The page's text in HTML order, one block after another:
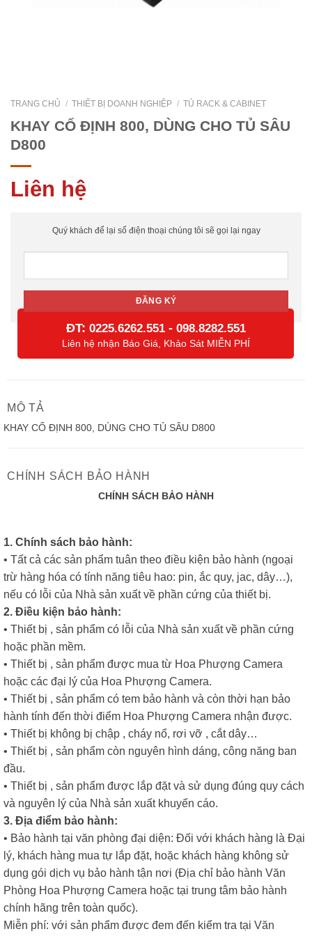
TRANG CHỦ / THIẾT BỊ DOANH NGHIỆP / TỦ RACK & CABINET
KHAY CỐ ĐỊNH 800, DÙNG CHO TỦ SÂU
D800
Liên hệ
Quý khách để lại số điện thoại chúng tôi sẽ gọi lại ngay
ĐT: 0225.6262.551 - 098.8282.551
Liên hệ nhận Báo Giá, Khảo Sát MIỄN PHÍ
MÔ TẢ
KHAY CỐ ĐỊNH 800, DÙNG CHO TỦ SÂU D800
CHÍNH SÁCH BẢO HÀNH
CHÍNH SÁCH BẢO HÀNH
1. Chính sách bảo hành:
• Tất cả các sản phẩm tuân theo điều kiện bảo hành (ngoại
trừ hàng hóa có tính năng tiêu hao: pin, ắc quy, jac, dây…),
nếu có lỗi của Nhà sản xuất về phần cứng của thiết bị.
2. Điều kiện bảo hành:
• Thiết bị , sản phẩm có lỗi của Nhà sản xuất về phần cứng
hoặc phần mềm.
• Thiết bị , sản phẩm được mua từ Hoa Phượng Camera
hoặc các đại lý của Hoa Phượng Camera.
• Thiết bị , sản phẩm có tem bảo hành và còn thời hạn bảo
hành tính đến thời điểm Hoa Phượng Camera nhận được.
• Thiết bị không bị chập , cháy nổ, rơi vỡ , cắt dây…
• Thiết bị , sản phẩm còn nguyên hình dáng, công năng ban
đầu.
• Thiết bị , sản phẩm được lắp đặt và sử dụng đúng quy cách
và nguyên lý của Nhà sản xuất khuyến cáo.
3. Địa điểm bảo hành:
• Bảo hành tại văn phòng đại diện: Đối với khách hàng là Đại
lý, khách hàng mua tự lắp đặt, hoặc khách hàng không sử
dụng gói dịch vụ bảo hành tận nơi (Địa chỉ bảo hành Văn
Phòng Hoa Phượng Camera hoặc tại trung tâm bảo hành
chính hãng trên toàn quốc).
Miễn phí: với sản phẩm được đem đến kiểm tra tại Văn